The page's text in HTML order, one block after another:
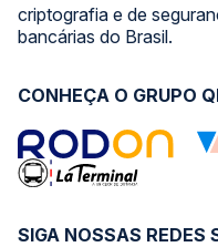
criptografia e de
bancárias do Brasil.
SIGA NOSSAS REDES
CONHEÇA O GRUPO